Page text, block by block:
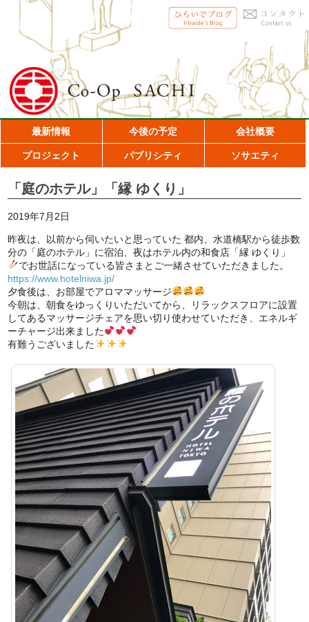
最新情報 今後の予定 会社概要
プロジェクト パブリシティ ソサエティ
「庭のホテル」「縁 ゆくり」
2019年7月2日
昨夜は、以前から伺いたいと思っていた 都内、水道橋駅から徒歩数
分の「庭のホテル」に宿泊、夜はホテル内の和食店「縁 ゆくり」
でお世話になっている皆さまとご一緒させていただきました。
https://www.hotelniwa.jp/
夕食後は、お部屋でアロママッサージ
今朝は、朝食をゆっくりいただいてから、リラックスフロアに設置
してあるマッサージチェアを思い切り使わせていただき、エネルギ
ーチャージ出来ました
有難うございました